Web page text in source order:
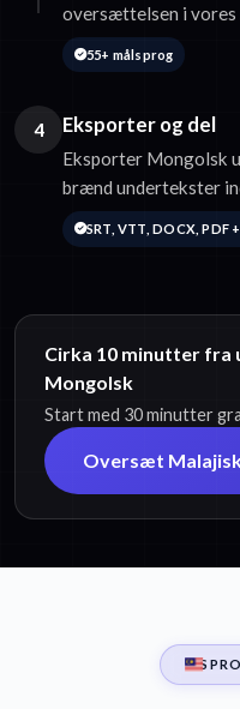
oversættelsen i vores
55+ målsprog
4 Eksporter og del
Eksporter Mongolsk
brænd undertekster
SRT, VTT, DOCX, PDF
Cirka 10 minutter fra
Mongolsk
Start med 30 minutter
Oversæt